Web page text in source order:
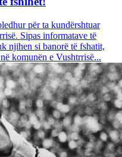
për ta kundërshtuar
Sipas informatave të
njihen si banorë të fshatit,
komunën e Vushtrrisë...